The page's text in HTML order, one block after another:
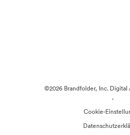
©2026 Brandfolder, Inc. Digital
·
Cookie-